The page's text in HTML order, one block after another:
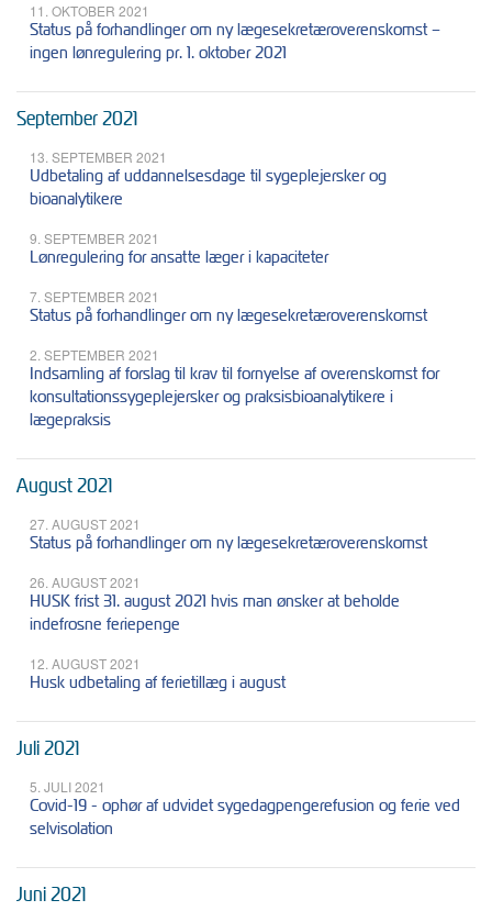
11. OKTOBER 2021
Status på forhandlinger om ny lægesekretæroverenskomst –
ingen lønregulering pr. 1. oktober 2021
September 2021
13. SEPTEMBER 2021
Udbetaling af uddannelsesdage til sygeplejersker og
bioanalytikere
9. SEPTEMBER 2021
Lønregulering for ansatte læger i kapaciteter
7. SEPTEMBER 2021
Status på forhandlinger om ny lægesekretæroverenskomst
2. SEPTEMBER 2021
Indsamling af forslag til krav til fornyelse af overenskomst for
konsultationssygeplejersker og praksisbioanalytikere i
lægepraksis
August 2021
27. AUGUST 2021
Status på forhandlinger om ny lægesekretæroverenskomst
26. AUGUST 2021
HUSK frist 31. august 2021 hvis man ønsker at beholde
indefrosne feriepenge
12. AUGUST 2021
Husk udbetaling af ferietillæg i august
Juli 2021
5. JULI 2021
Covid-19 - ophør af udvidet sygedagpengerefusion og ferie ved
selvisolation
Juni 2021